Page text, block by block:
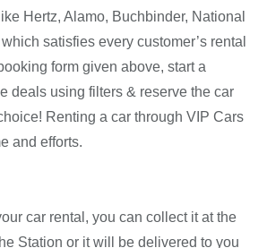
Hertz, Alamo, Buchbinder, National
satisfies every customer’s rental
form given above, start a
deals using filters & reserve the car
Renting a car through VIP Cars
and efforts.
car rental, you can collect it at the
Station or it will be delivered to you